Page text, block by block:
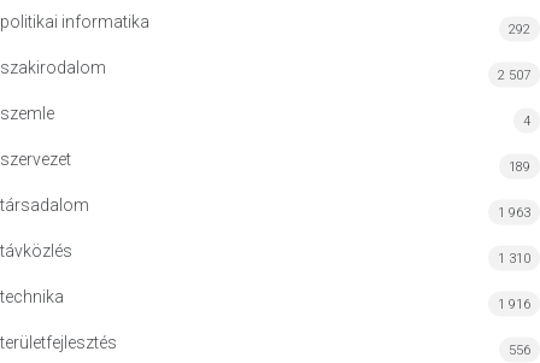
politikai informatika 292
szakirodalom 2 507
szemle 4
szervezet 189
társadalom 1 963
távközlés 1 310
technika 1 916
területfejlesztés 556